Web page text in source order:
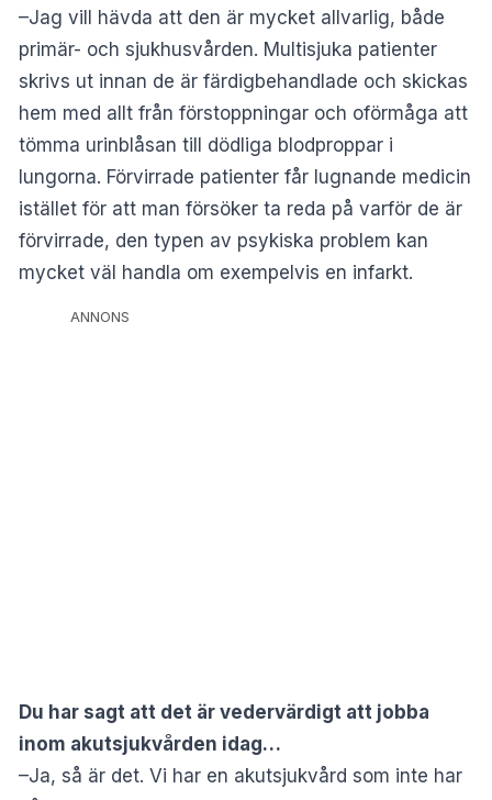
–Jag vill hävda att den är mycket allvarlig, både
primär- och sjukhusvården. Multisjuka patienter
skrivs ut innan de är färdigbehandlade och skickas
hem med allt från förstoppningar och oförmåga att
tömma urinblåsan till dödliga blodproppar i
lungorna. Förvirrade patienter får lugnande medicin
istället för att man försöker ta reda på varför de är
förvirrade, den typen av psykiska problem kan
mycket väl handla om exempelvis en infarkt.
ANNONS
Du har sagt att det är vedervärdigt att jobba
inom akutsjukvården idag…
–Ja, så är det. Vi har en akutsjukvård som inte har